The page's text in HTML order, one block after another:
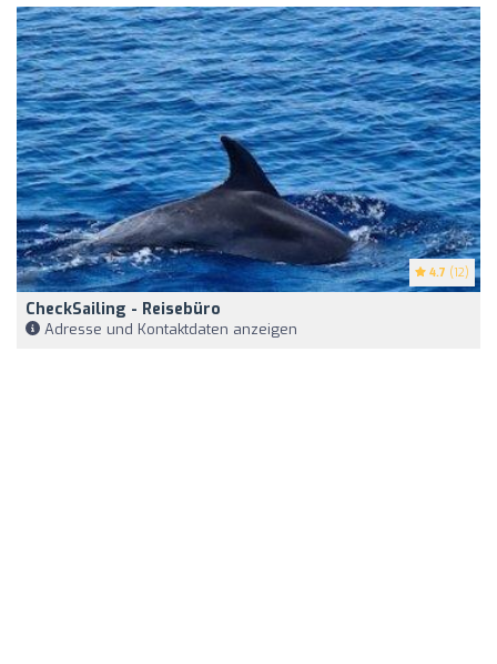
4.7 (12)
CheckSailing - Reisebüro
Adresse und Kontaktdaten anzeigen